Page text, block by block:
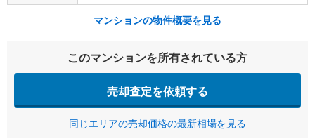
マンションの物件概要を見る
このマンションを所有されている方
売却査定を依頼する
同じエリアの売却価格の最新相場を見る